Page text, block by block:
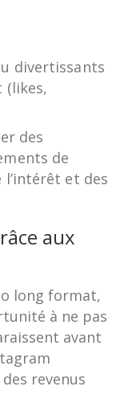
divertissants
(likes,
des
de
et des
aux
long format,
à ne pas
avant
revenus